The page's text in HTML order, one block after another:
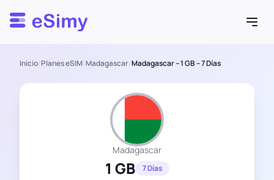
Esimy
Inicio/Planes eSIM/Madagascar/Madagascar – 1 GB – 7 Días
Madagascar
1 GB 7 Días